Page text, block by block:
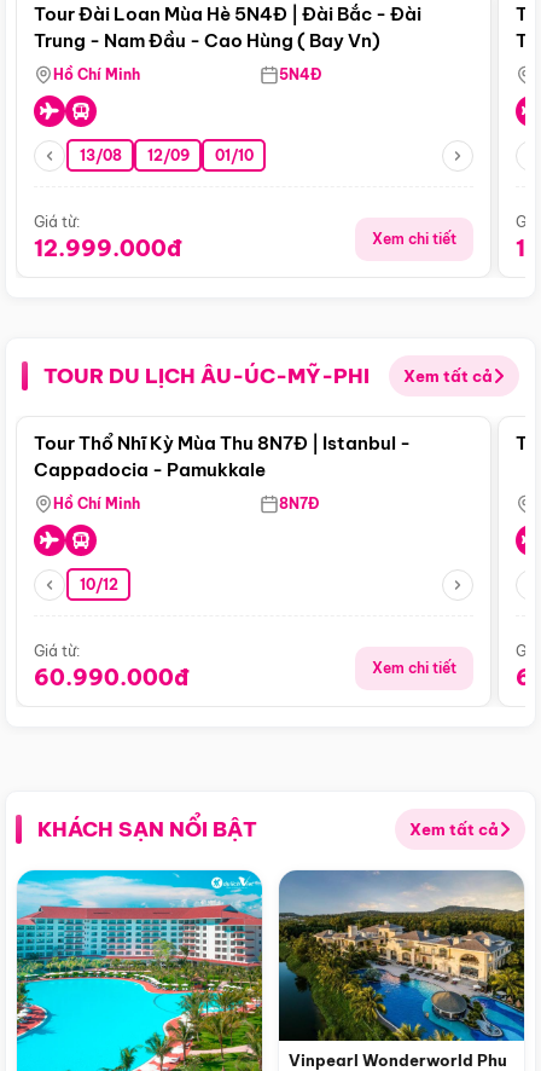
Tour Đài Loan Mùa Hè 5N4Đ | Đài Bắc - Đài
Trung - Nam Đầu - Cao Hùng ( Bay Vn)
Hồ Chí Minh 5N4Đ
13/08 12/09 01/10
Giá từ:
12.999.000đ Xem chi tiết
TOUR DU LỊCH ÂU-ÚC-MỸ-PHI Xem tất cả
Điểm nổi bật
Tour Thổ Nhĩ Kỳ Mùa Thu 8N7Đ | Istanbul -
Cappadocia - Pamukkale
Hồ Chí Minh 8N7Đ
10/12
Giá từ:
60.990.000đ Xem chi tiết
KHÁCH SẠN NỔI BẬT Xem tất cả
Vinpearl Wonderworld Phu